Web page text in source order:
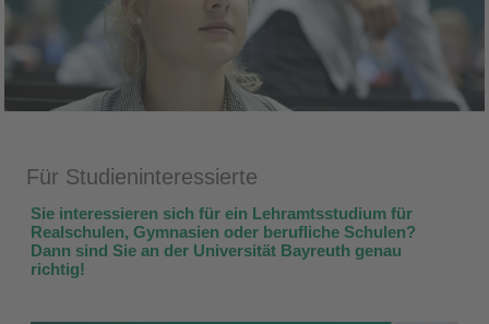
Für Studieninteressierte
Sie interessieren sich für ein Lehramtsstudium für
Realschulen, Gymnasien oder berufliche Schulen?
Dann sind Sie an der Universität Bayreuth genau
richtig!